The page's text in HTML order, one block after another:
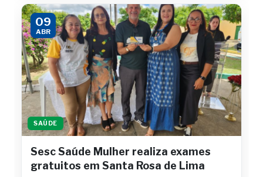
09
ABR
SAÚDE
Sesc Saúde Mulher realiza exames
gratuitos em Santa Rosa de Lima